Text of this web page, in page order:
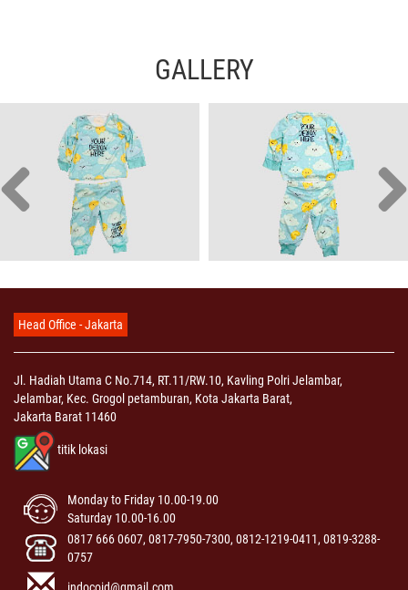
GALLERY
Head Office - Jakarta
Jl. Hadiah Utama C No.714, RT.11/RW.10, Kavling Polri Jelambar,
Jelambar, Kec. Grogol petamburan, Kota Jakarta Barat,
Jakarta Barat 11460
titik lokasi
Monday to Friday 10.00-19.00
Saturday 10.00-16.00
0817 666 0607, 0817-7950-7300, 0812-1219-0411, 0819-3288-
0757